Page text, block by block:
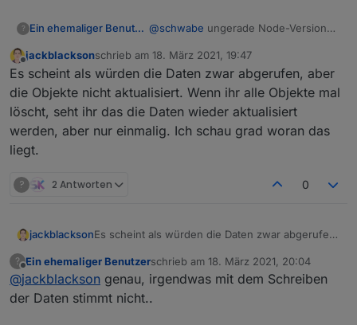
? Ein ehemaliger Benutzer @schwabe ungerade Node-Versionen
Testen gedacht, dass damit überhaupt
was geht, ist schon super.
Ich denke bei dir ist dann vielleicht
auch noch npm 7 installiert, das macht
in der Version gerade richtig
probleme... ??
iobroker und alles läuft super mit
node 12 oder 14, aber bitte immer mit
npm 6.
Offline
jackblacksonschrieb am 18. März 2021, 19:47
zuletzt editiert von
Es scheint als würden die Daten zwar abgerufen, aber
die Objekte nicht aktualisiert. Wenn ihr alle Objekte mal
löscht, seht ihr das die Daten wieder aktualisiert
werden, aber nur einmalig. Ich schau grad woran das
liegt.
? 2 Antworten 0
jackblacksonEs scheint als würden die Daten zwar abgerufen,
Objekte mal löscht, seht ihr das die Daten wieder
aktualisiert werden, aber nur einmalig. Ich schau
grad woran das liegt.
?
Offline
Ein ehemaliger Benutzerschrieb am 18. März 2021, 20:04
zuletzt editiert von
@jackblackson genau, irgendwas mit dem Schreiben
der Daten stimmt nicht..